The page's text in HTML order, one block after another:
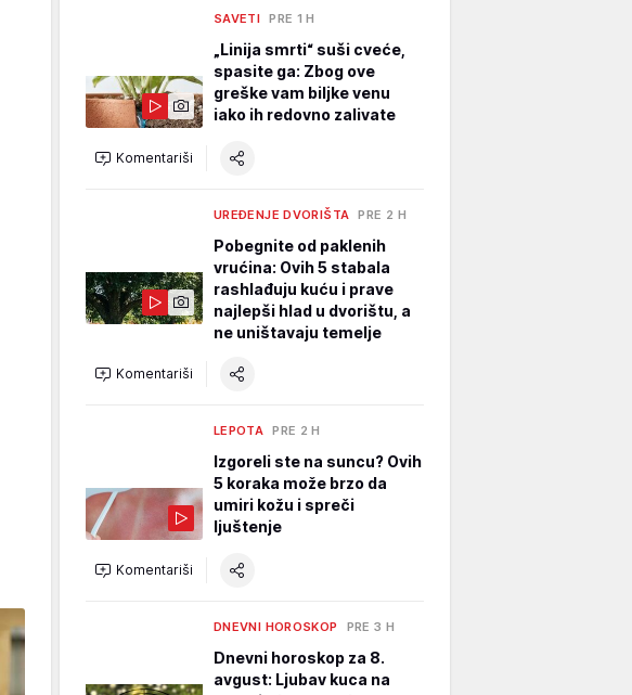
SAVETI PRE 1 H
„Linija smrti“ suši cveće,
spasite ga: Zbog ove
greške vam biljke venu
iako ih redovno zalivate
Komentariši
UREĐENJE DVORIŠTA PRE 2 H
Pobegnite od paklenih
vrućina: Ovih 5 stabala
rashlađuju kuću i prave
najlepši hlad u dvorištu, a
ne uništavaju temelje
Komentariši
LEPOTA PRE 2 H
Izgoreli ste na suncu? Ovih
5 koraka može brzo da
umiri kožu i spreči
ljuštenje
Komentariši
DNEVNI HOROSKOP PRE 3 H
Dnevni horoskop za 8.
avgust: Ljubav kuca na